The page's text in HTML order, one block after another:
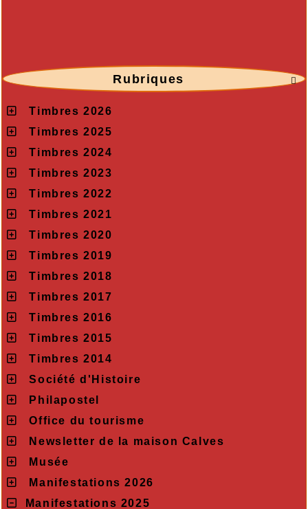

Rubriques
Timbres 2026
Timbres 2025
Timbres 2024
Timbres 2023
Timbres 2022
Timbres 2021
Timbres 2020
Timbres 2019
Timbres 2018
Timbres 2017
Timbres 2016
Timbres 2015
Timbres 2014
Société d'Histoire
Philapostel
Office du tourisme
Newsletter de la maison Calves
Musée
Manifestations 2026
Manifestations 2025